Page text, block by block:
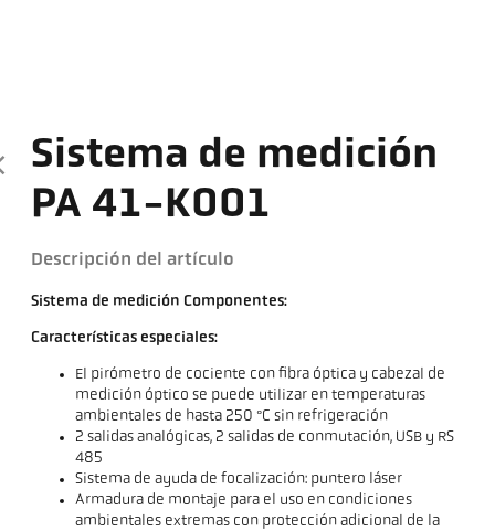
Sistema de medición
PA 41-K001
Descripción del artículo
Sistema de medición Componentes:
Características especiales:
El pirómetro de cociente con fibra óptica y cabezal de
medición óptico se puede utilizar en temperaturas
ambientales de hasta 250 °C sin refrigeración
2 salidas analógicas, 2 salidas de conmutación, USB y RS
485
Sistema de ayuda de focalización: puntero láser
Armadura de montaje para el uso en condiciones
ambientales extremas con protección adicional de la